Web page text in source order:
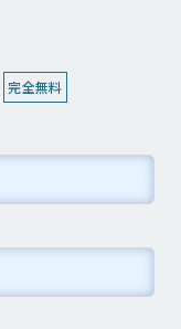
完全無料